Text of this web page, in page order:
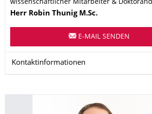
wissenschaftlicher Mitarbeiter & Doktorand
Name
Herr Robin Thunig M.Sc.
E-MAIL SENDEN
Kontaktinformationen